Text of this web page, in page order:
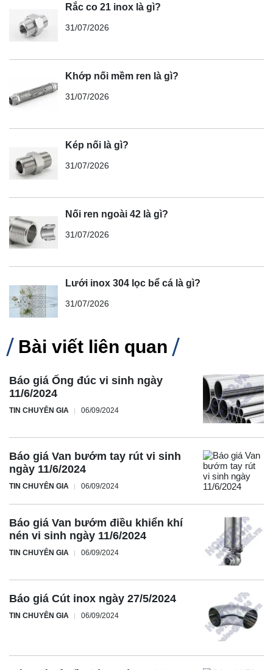
Rắc co 21 inox là gì?
31/07/2026
Khớp nối mềm ren là gì?
31/07/2026
Kép nối là gì?
31/07/2026
Nối ren ngoài 42 là gì?
31/07/2026
Lưới inox 304 lọc bể cá là gì?
31/07/2026
Bài viết liên quan
Báo giá Ống đúc vi sinh ngày
11/6/2024
TIN CHUYÊN GIA 06/09/2024
Báo giá Van bướm tay rút vi sinh
ngày 11/6/2024
TIN CHUYÊN GIA 06/09/2024
Báo giá Van bướm điều khiển khí
nén vi sinh ngày 11/6/2024
TIN CHUYÊN GIA 06/09/2024
Báo giá Cút inox ngày 27/5/2024
TIN CHUYÊN GIA 06/09/2024